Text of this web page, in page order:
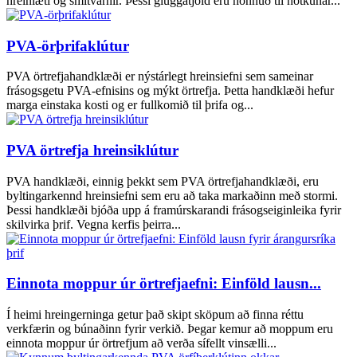
PVA-örþrifaklútur
PVA örtrefjahandklæði er nýstárlegt hreinsiefni sem sameinar
frásogsgetu PVA-efnisins og mýkt örtrefja. Þetta handklæði hefur
marga einstaka kosti og er fullkomið til þrifa og...
PVA örtrefja hreinsiklútur
PVA handklæði, einnig þekkt sem PVA örtrefjahandklæði, eru
byltingarkennd hreinsiefni sem eru að taka markaðinn með stormi.
Þessi handklæði bjóða upp á framúrskarandi frásogseiginleika fyrir
skilvirka þrif. Vegna kerfis þeirra...
Einnota moppur úr örtrefjaefni: Einföld lausn...
Í heimi hreingerninga getur það skipt sköpum að finna réttu
verkfærin og búnaðinn fyrir verkið. Þegar kemur að moppum eru
einnota moppur úr örtrefjum að verða sífellt vinsælli...